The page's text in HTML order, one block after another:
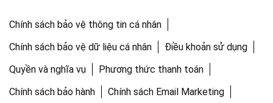
Chính sách bảo vệ thông tin cá nhân
Chính sách bảo vệ dữ liệu cá nhân
Điều khoản sử dụng
Quyền và nghĩa vụ
Phương thức thanh toán
Chính sách bảo hành
Chính sách Email Marketing